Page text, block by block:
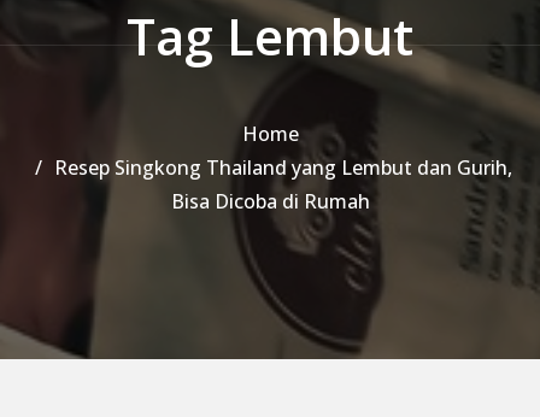
Tag Lembut
Home
Resep Singkong Thailand yang Lembut dan Gurih,
Bisa Dicoba di Rumah